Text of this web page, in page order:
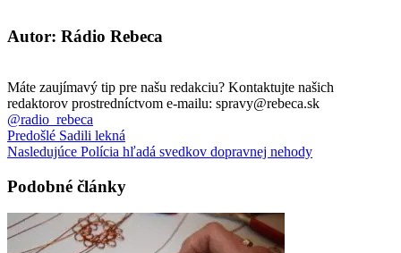
Autor: Rádio Rebeca
Máte zaujímavý tip pre našu redakciu? Kontaktujte našich
redaktorov prostredníctvom e-mailu: spravy@rebeca.sk
@radio_rebeca
Predošlé Sadili lekná
Nasledujúce Polícia hľadá svedkov dopravnej nehody
Podobné články